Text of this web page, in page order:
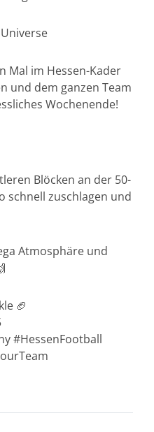
Mal im Hessen-Kader
und dem ganzen Team
Wochenende!
Blöcken an der 50-
schnell zuschlagen und
Atmosphäre und
🏈
#HessenFootball